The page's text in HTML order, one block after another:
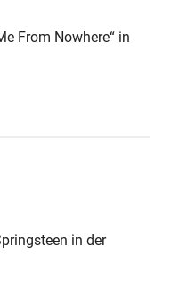
From Nowhere“ in
in der